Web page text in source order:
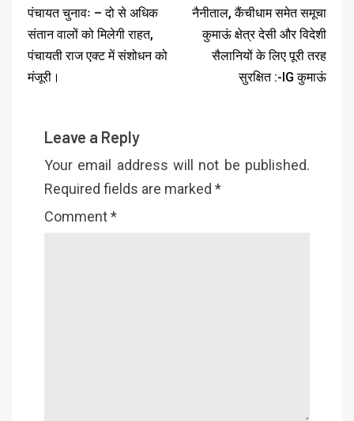
पंचायत चुनावः – दो से अधिक
संतान वालों को मिलेगी राहत,
पंचायती राज एक्ट में संशोधन को
मंजूरी।
नैनीताल, कैंचीधाम समेत समूचा
कुमाऊं क्षेत्र देसी और विदेशी
सैलानियों के लिए पूरी तरह
सुरक्षित :-IG कुमाऊं
Leave a Reply
Your email address will not be published.
Required fields are marked *
Comment*